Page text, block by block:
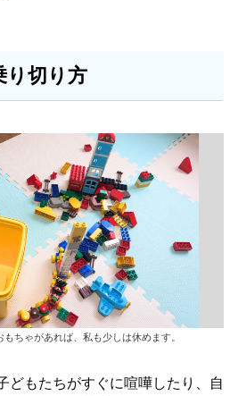
り切り方
ちゃがあれば、私も少しは休めます。
どもたちがすぐに喧嘩したり、自